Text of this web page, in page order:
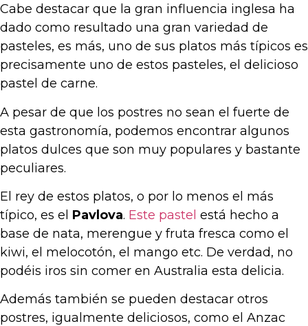
Cabe destacar que la gran influencia inglesa ha
dado como resultado una gran variedad de
pasteles, es más, uno de sus platos más típicos es
precisamente uno de estos pasteles, el delicioso
pastel de carne.
A pesar de que los postres no sean el fuerte de
esta gastronomía, podemos encontrar algunos
platos dulces que son muy populares y bastante
peculiares.
El rey de estos platos, o por lo menos el más
típico, es el Pavlova. Este pastel está hecho a
base de nata, merengue y fruta fresca como el
kiwi, el melocotón, el mango etc. De verdad, no
podéis iros sin comer en Australia esta delicia.
Además también se pueden destacar otros
postres, igualmente deliciosos, como el Anzac